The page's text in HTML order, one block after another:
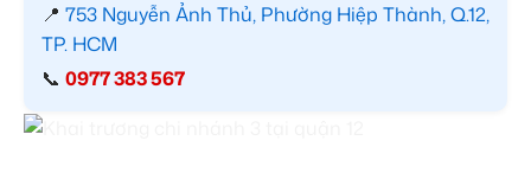
📍 753 Nguyễn Ảnh Thủ, Phường Hiệp Thành, Q.12,
TP. HCM
📞 0977 383 567